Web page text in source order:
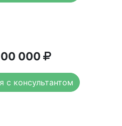
000
с консультантом